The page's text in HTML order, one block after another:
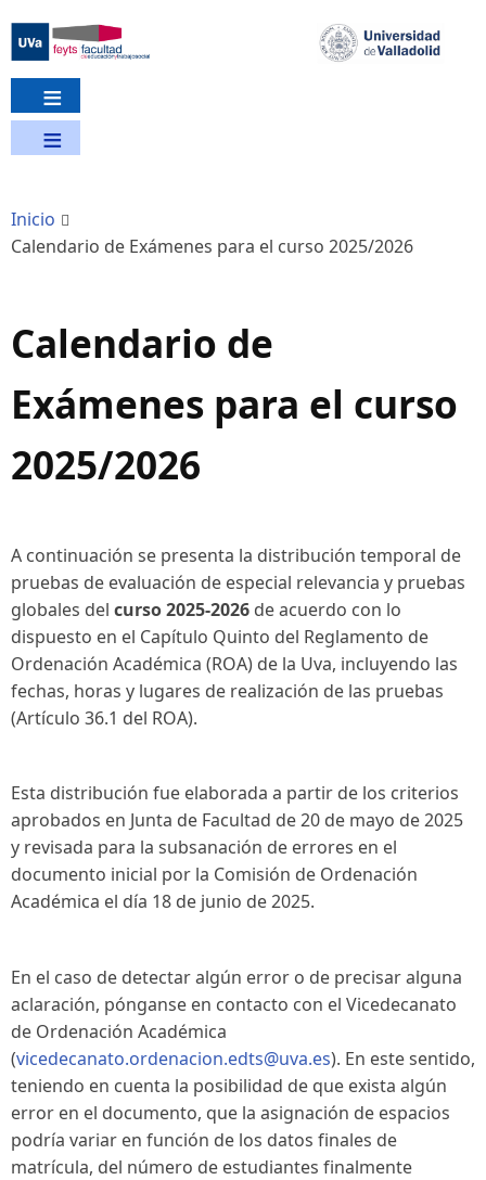
contenido
principal
Inicio
Calendario de Exámenes para el curso 2025/2026
Calendario de
Exámenes para el curso
2025/2026
A continuación se presenta la distribución temporal de
pruebas de evaluación de especial relevancia y pruebas
globales del curso 2025-2026 de acuerdo con lo
dispuesto en el Capítulo Quinto del Reglamento de
Ordenación Académica (ROA) de la Uva, incluyendo las
fechas, horas y lugares de realización de las pruebas
(Artículo 36.1 del ROA).
Esta distribución fue elaborada a partir de los criterios
aprobados en Junta de Facultad de 20 de mayo de 2025
y revisada para la subsanación de errores en el
documento inicial por la Comisión de Ordenación
Académica el día 18 de junio de 2025.
En el caso de detectar algún error o de precisar alguna
aclaración, pónganse en contacto con el Vicedecanato
de Ordenación Académica
(vicedecanato.ordenacion.edts@uva.es). En este sentido,
teniendo en cuenta la posibilidad de que exista algún
error en el documento, que la asignación de espacios
podría variar en función de los datos finales de
matrícula, del número de estudiantes finalmente